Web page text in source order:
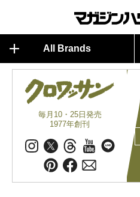
All Brands
毎月10・25日発売
1977年創刊